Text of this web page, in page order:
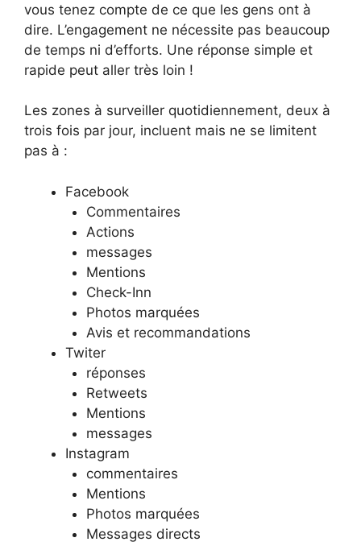
vous tenez compte de ce que les gens ont à
dire. L’engagement ne nécessite pas beaucoup
de temps ni d’efforts. Une réponse simple et
rapide peut aller très loin !
Les zones à surveiller quotidiennement, deux à
trois fois par jour, incluent mais ne se limitent
pas à :
Facebook
Commentaires
Actions
messages
Mentions
Check-Inn
Photos marquées
Avis et recommandations
Twiter
réponses
Retweets
Mentions
messages
Instagram
commentaires
Mentions
Photos marquées
Messages directs